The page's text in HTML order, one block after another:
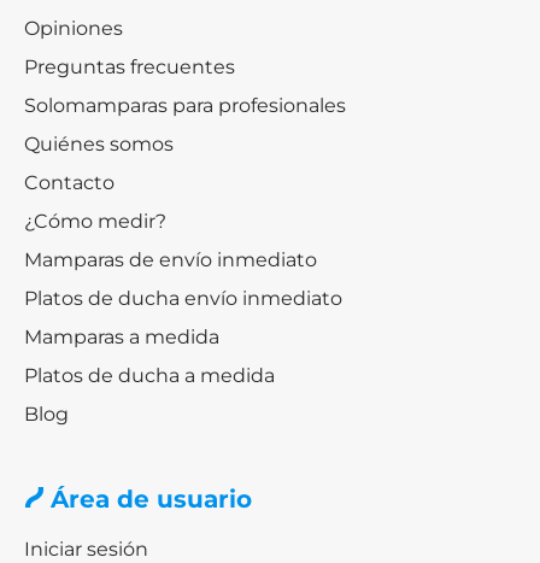
Opiniones
Preguntas frecuentes
Solomamparas para profesionales
Quiénes somos
Contacto
¿Cómo medir?
Mamparas de envío inmediato
Platos de ducha envío inmediato
Mamparas a medida
Platos de ducha a medida
Blog
Área de usuario
Iniciar sesión